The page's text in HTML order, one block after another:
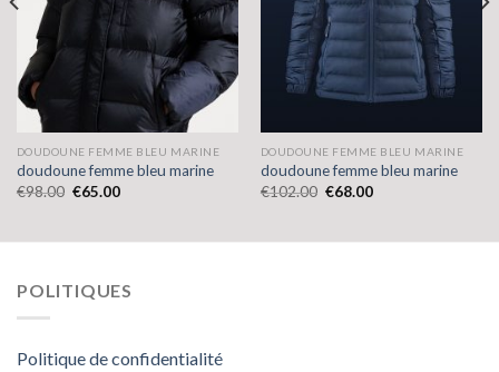
DOUDOUNE FEMME BLEU MARINE
doudoune femme bleu marine
€98.00 €65.00
DOUDOUNE FEMME BLEU MARINE
doudoune femme bleu marine
€102.00 €68.00
POLITIQUES
Politique de confidentialité